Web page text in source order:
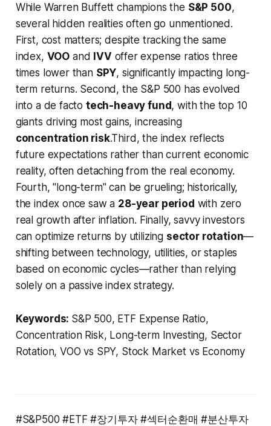
While Warren Buffett champions the S&P 500,
several hidden realities often go unmentioned.
First, cost matters; despite tracking the same
index, VOO and IVVoffer expense ratios three
times lower than SPY, significantly impacting long-
term returns. Second, the S&P 500 has evolved
into a de facto tech-heavy fund, with the top 10
giants driving most gains, increasing
concentration risk.Third, the index reflects
future expectations rather than current economic
reality, often detaching from the real economy.
Fourth, "long-term" can be grueling; historically,
the index once saw a 28-year period with zero
real growth after inflation. Finally, savvy investors
can optimize returns by utilizing sector rotation—
shifting between technology, utilities, or staples
based on economic cycles—rather than relying
solely on a passive index strategy.
Keywords: S&P 500, ETF Expense Ratio,
Concentration Risk, Long-term Investing, Sector
Rotation, VOO vs SPY, Stock Market vs Economy
#S&P500 #ETF #장기투자 #섹터순환매 #분산투자